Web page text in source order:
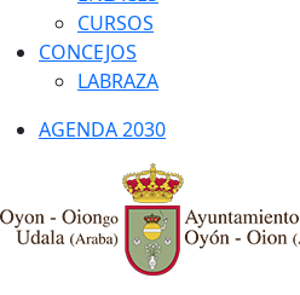
CURSOS
CONCEJOS
LABRAZA
AGENDA 2030